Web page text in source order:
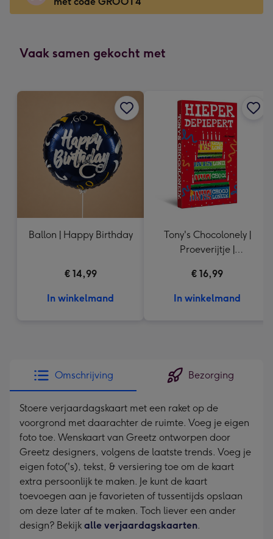
160
mm
x
Voor
indruk
241
333
mm
Vaak samen gekocht met
Ballon | Happy Birthday
€ 14,99
In winkelmand
Tony's Chocolonely |
Proeverijtje |
€ 16,99
In winkelmand
Omschrijving Bezorging
Stoere verjaardagskaart met een raket op de
voorgrond met daarachter de ruimte. Voeg je eigen
foto toe. Wenskaart van Greetz ontworpen door
Greetz designers, volgens de laatste trends. Voeg je
eigen foto('s), tekst, & versiering toe om de kaart
extra persoonlijk te maken. Je kunt de kaart
toevoegen aan je favorieten of tussentijds opslaan
om deze later af te maken. Toch liever een ander
design? Bekijk alle verjaardagskaarten.